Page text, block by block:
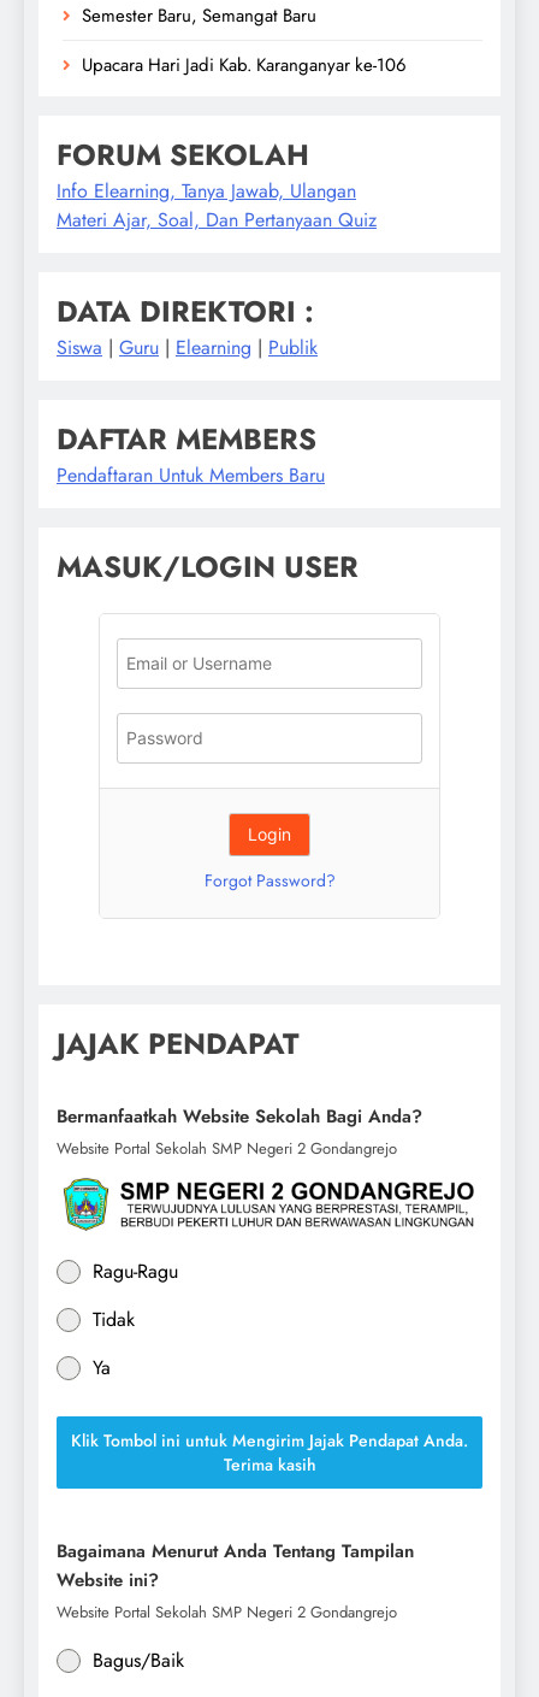
Semester Baru, Semangat Baru
Upacara Hari Jadi Kab. Karanganyar ke-106
FORUM SEKOLAH
Info Elearning, Tanya Jawab, Ulangan
Materi Ajar, Soal, Dan Pertanyaan Quiz
DATA DIREKTORI :
Siswa | Guru | Elearning | Publik
DAFTAR MEMBERS
Pendaftaran Untuk Members Baru
MASUK/LOGIN USER
Forgot Password?
JAJAK PENDAPAT
Bermanfaatkah Website Sekolah Bagi Anda?
Website Portal Sekolah SMP Negeri 2 Gondangrejo
Ragu-Ragu
Tidak
Ya
Klik Tombol ini untuk Mengirim Jajak Pendapat Anda.
Terima kasih
Bagaimana Menurut Anda Tentang Tampilan
Website ini?
Website Portal Sekolah SMP Negeri 2 Gondangrejo
Bagus/Baik